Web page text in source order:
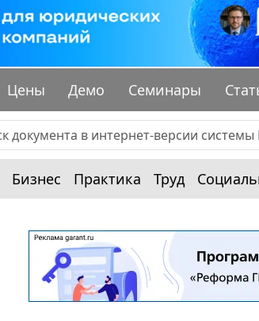
Цены Демо Семинары
Бизнес Практика Труд